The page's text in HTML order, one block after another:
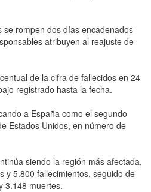
se rompen dos días encadenados
atribuyen al reajuste de
de la cifra de fallecidos en 24
registrado hasta la fecha.
a España como el segundo
Estados Unidos, en número de
siendo la región más afectada,
y 5.800 fallecimientos, seguido de
3.148 muertes.